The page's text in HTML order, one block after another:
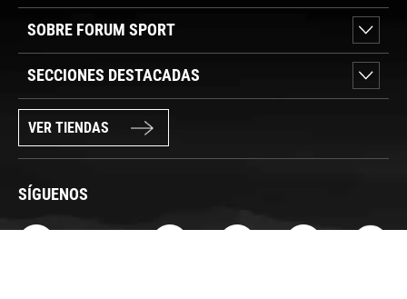
SOBRE FORUM SPORT
SECCIONES DESTACADAS
VER TIENDAS
SÍGUENOS